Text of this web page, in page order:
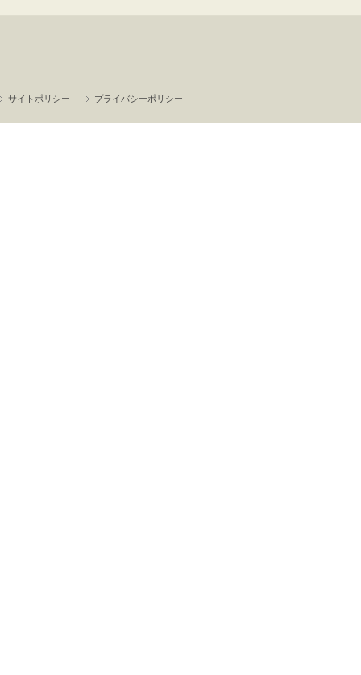
サイトポリシー プライバシーポリシー